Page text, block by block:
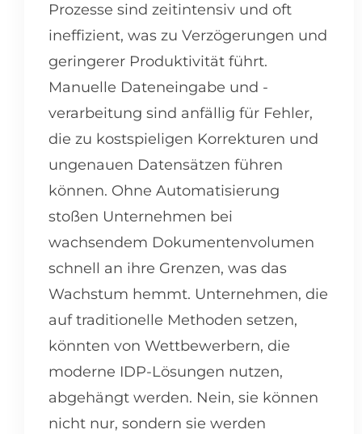
Prozesse sind zeitintensiv und oft
ineffizient, was zu Verzögerungen und
geringerer Produktivität führt.
Manuelle Dateneingabe und -
verarbeitung sind anfällig für Fehler,
die zu kostspieligen Korrekturen und
ungenauen Datensätzen führen
können. Ohne Automatisierung
stoßen Unternehmen bei
wachsendem Dokumentenvolumen
schnell an ihre Grenzen, was das
Wachstum hemmt. Unternehmen, die
auf traditionelle Methoden setzen,
könnten von Wettbewerbern, die
moderne IDP-Lösungen nutzen,
abgehängt werden. Nein, sie können
nicht nur, sondern sie werden